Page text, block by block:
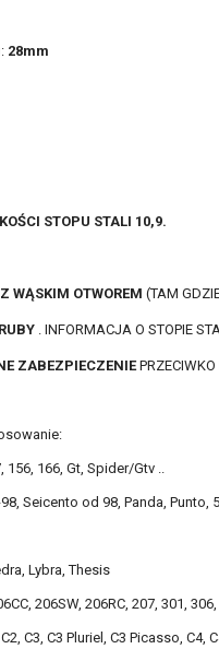
28mm
STOPU STALI 10,9.
WĄSKIM OTWOREM (TAM
. INFORMACJA O STOPIE
ZABEZPIECZENIE
156, 166, Gt, Spider/Gtv ..
Seicento od 98, Panda,
Lybra, Thesis
206SW, 206RC, 207, 301,
C3, C3 Pluriel, C3 Picasso, C4,